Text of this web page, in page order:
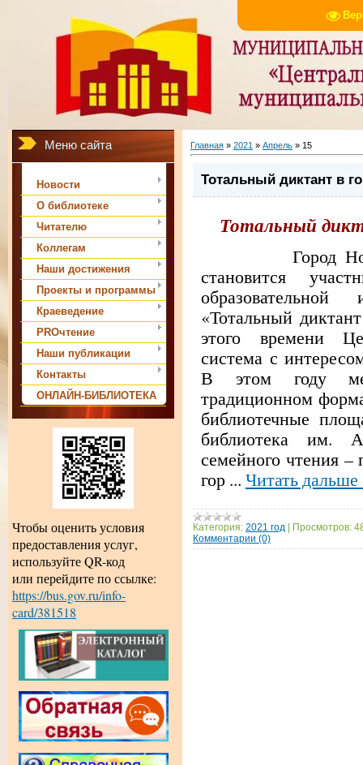
Меню сайта
Новости
О библиотеке
Читателю
Коллегам
Наши достижения
Проекты и программы
Краеведение
PROчтение
Наши публикации
Контакты
ОНЛАЙН-БИБЛИОТЕКА
Чтобы оценить условия
предоставления услуг,
используйте QR-код
или перейдите по ссылке:
https://bus.gov.ru/info-
card/381518
Главная » 2021 » Апрель » 15
Тотальный диктант в
Тотальный
Город
становится
«Тотальный
этого времени
система с
В этом году
традиционном
библиотечные
библиотека им.
семейного чтения –
гор ... Читать дальше
Категория: 2021 год Просмотров:
Комментарии (0)